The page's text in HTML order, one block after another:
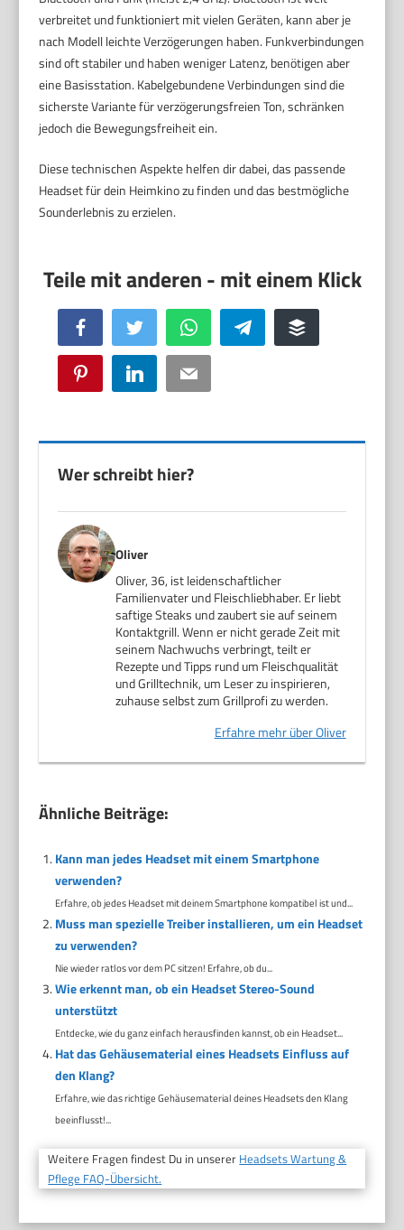
verbreitet und funktioniert mit vielen Geräten, kann aber je
nach Modell leichte Verzögerungen haben. Funkverbindungen
sind oft stabiler und haben weniger Latenz, benötigen aber
eine Basisstation. Kabelgebundene Verbindungen sind die
sicherste Variante für verzögerungsfreien Ton, schränken
jedoch die Bewegungsfreiheit ein.
Diese technischen Aspekte helfen dir dabei, das passende
Headset für dein Heimkino zu finden und das bestmögliche
Sounderlebnis zu erzielen.
Facebook Twitter WhatsApp Telegram Buffer
Pinterest LinkedIn Email
Wer schreibt hier?
Oliver
Oliver, 36, ist leidenschaftlicher
Familienvater und Fleischliebhaber. Er liebt
saftige Steaks und zaubert sie auf seinem
Kontaktgrill. Wenn er nicht gerade Zeit mit
seinem Nachwuchs verbringt, teilt er
Rezepte und Tipps rund um Fleischqualität
und Grilltechnik, um Leser zu inspirieren,
zuhause selbst zum Grillprofi zu werden.
Erfahre mehr über Oliver
Ähnliche Beiträge:
Kann man jedes Headset mit einem Smartphone
verwenden?
Erfahre, ob jedes Headset mit deinem Smartphone kompatibel ist und...
Muss man spezielle Treiber installieren, um ein Headset
zu verwenden?
Nie wieder ratlos vor dem PC sitzen! Erfahre, ob du...
Wie erkennt man, ob ein Headset Stereo-Sound
unterstützt
Entdecke, wie du ganz einfach herausfinden kannst, ob ein Headset...
Hat das Gehäusematerial eines Headsets Einfluss auf
den Klang?
Erfahre, wie das richtige Gehäusematerial deines Headsets den Klang
beeinflusst!...
Weitere Fragen findest Du in unserer Headsets Wartung &
Pflege FAQ-Übersicht.